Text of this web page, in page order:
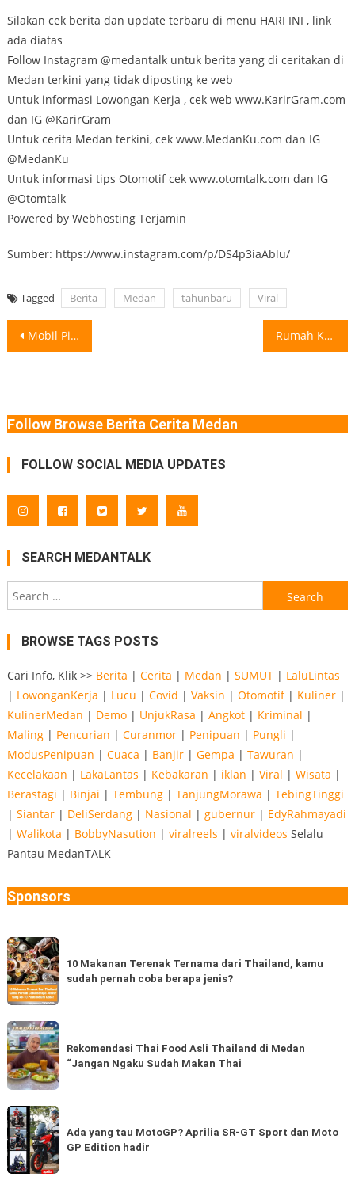
Silakan cek berita dan update terbaru di menu HARI INI , link
ada diatas
Follow Instagram @medantalk untuk berita yang di ceritakan di
Medan terkini yang tidak diposting ke web
Untuk informasi Lowongan Kerja , cek web www.KarirGram.com
dan IG @KarirGram
Untuk cerita Medan terkini, cek www.MedanKu.com dan IG
@MedanKu
Untuk informasi tips Otomotif cek www.otomtalk.com dan IG
@Otomtalk
Powered by Webhosting Terjamin
Sumber: https://www.instagram.com/p/DS4p3iaAblu/
Tagged Berita Medan tahunbaru Viral
Post
Mobil Pickup Bawa Ikan Oleng Terbalik di Jalan Tol, ikan berserak di Rumah Kost Dibongkar Habis oleh Orang Tak Kenal di Medan Menurut pengirim
Follow Browse Berita Cerita Medan
FOLLOW SOCIAL MEDIA UPDATES
SEARCH MEDANTALK
Search
for:
BROWSE TAGS POSTS
Cari Info, Klik >> Berita | Cerita | Medan | SUMUT| LaluLintas
| LowonganKerja | Lucu | Covid | Vaksin | Otomotif| Kuliner|
KulinerMedan | Demo| UnjukRasa | Angkot| Kriminal |
Maling| Pencurian | Curanmor| Penipuan | Pungli |
ModusPenipuan | Cuaca | Banjir| Gempa | Tawuran |
Kecelakaan | LakaLantas | Kebakaran | iklan | Viral | Wisata |
Berastagi | Binjai | Tembung| TanjungMorawa | TebingTinggi
| Siantar| DeliSerdang| Nasional | gubernur| EdyRahmayadi
| Walikota | BobbyNasution | viralreels | viralvideos Selalu
Pantau MedanTALK
Sponsors
10
Makanan
Terenak
Ternama
dari
Thailand,
kamu
sudah
coba
berapa
jenis?
10 Makanan Terenak Ternama dari Thailand, kamu
sudah pernah coba berapa jenis?
Rekomendasi
Thai
Food
Asli
Thailand
di
Medan
“Jangan
Rekomendasi Thai Food Asli Thailand di Medan
“Jangan Ngaku Sudah Makan Thai
Ada
yang
tau
MotoGP?
Ada yang tau MotoGP? Aprilia SR-GT Sport dan Moto
GP Edition hadir